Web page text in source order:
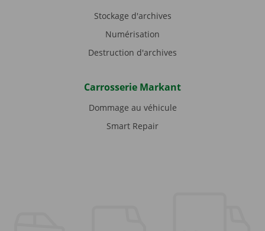
Stockage d'archives
Numérisation
Destruction d'archives
Carrosserie Markant
Dommage au véhicule
Smart Repair